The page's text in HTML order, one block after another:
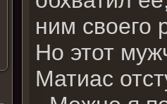
ним своего
Но этот
Матиас